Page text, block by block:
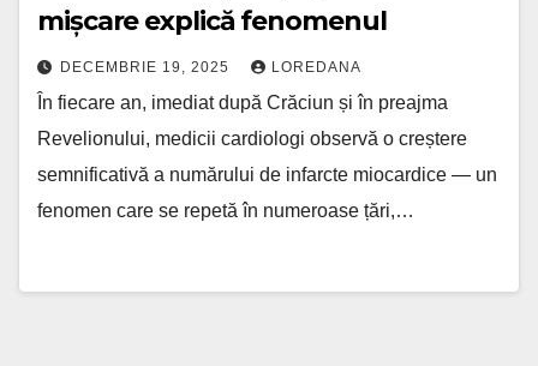
mișcare explică fenomenul
DECEMBRIE 19, 2025 LOREDANA
În fiecare an, imediat după Crăciun și în preajma
Revelionului, medicii cardiologi observă o creștere
semnificativă a numărului de infarcte miocardice — un
fenomen care se repetă în numeroase țări,…